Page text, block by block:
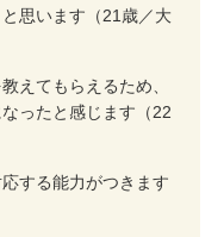
思います（21歳／大
えてもらえるため、
ったと感じます（22
する能力がつきます